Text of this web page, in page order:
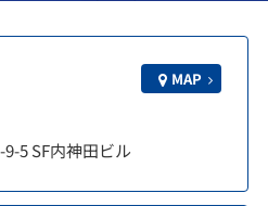
MAP
5 SF内神田ビル